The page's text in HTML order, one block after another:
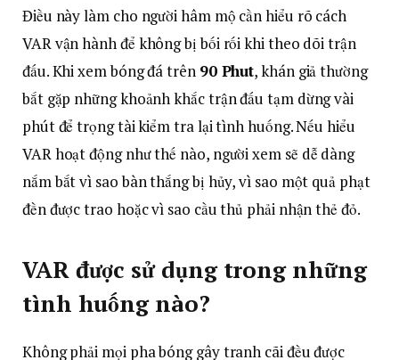
Điều này làm cho người hâm mộ cần hiểu rõ cách
VAR vận hành để không bị bối rối khi theo dõi trận
đấu. Khi xem bóng đá trên 90 Phut, khán giả thường
bắt gặp những khoảnh khắc trận đấu tạm dừng vài
phút để trọng tài kiểm tra lại tình huống. Nếu hiểu
VAR hoạt động như thế nào, người xem sẽ dễ dàng
nắm bắt vì sao bàn thắng bị hủy, vì sao một quả phạt
đền được trao hoặc vì sao cầu thủ phải nhận thẻ đỏ.
VAR được sử dụng trong những
tình huống nào?
Không phải mọi pha bóng gây tranh cãi đều được